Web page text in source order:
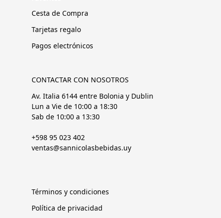
Cesta de Compra
Tarjetas regalo
Pagos electrónicos
CONTACTAR CON NOSOTROS
Av. Italia 6144 entre Bolonia y Dublin
Lun a Vie de 10:00 a 18:30
Sab de 10:00 a 13:30
+598 95 023 402
ventas@sannicolasbebidas.uy
Términos y condiciones
Política de privacidad